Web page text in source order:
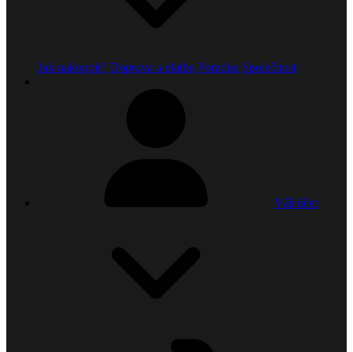
Jak nakoupit? Doprava a platba Poradna Společnost
Váš účet